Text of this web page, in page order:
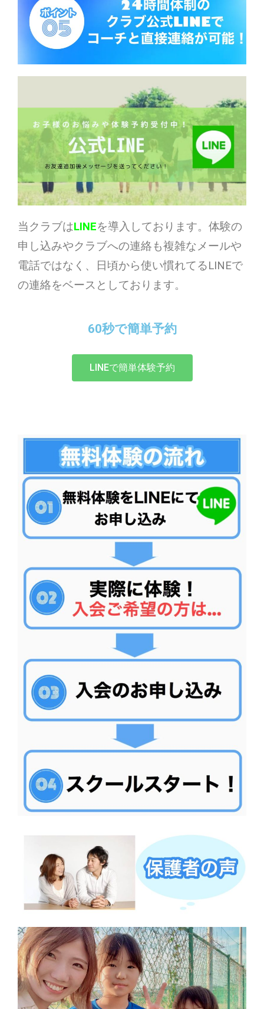
当クラブはLINEを導入しております。体験の
申し込みやクラブへの連絡も複雑なメールや
電話ではなく、日頃から使い慣れてるLINEで
の連絡をベースとしております。
60秒で簡単予約
LINEで簡単体験予約